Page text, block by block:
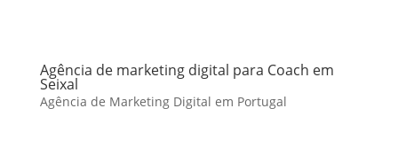
Agência de marketing digital para Coach em
Seixal
Agência de Marketing Digital em Portugal